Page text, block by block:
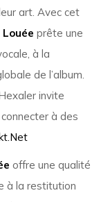
art. Avec cet
Louée prête une
à la
de l’album.
invite
à des
offre une qualité
à la restitution